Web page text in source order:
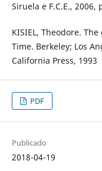
Siruela e F.C.E., 2006,
KISIEL, Theodore.
Time. Berkeley; Los
California Press, 1993
PDF
Publicado
2018-04-19